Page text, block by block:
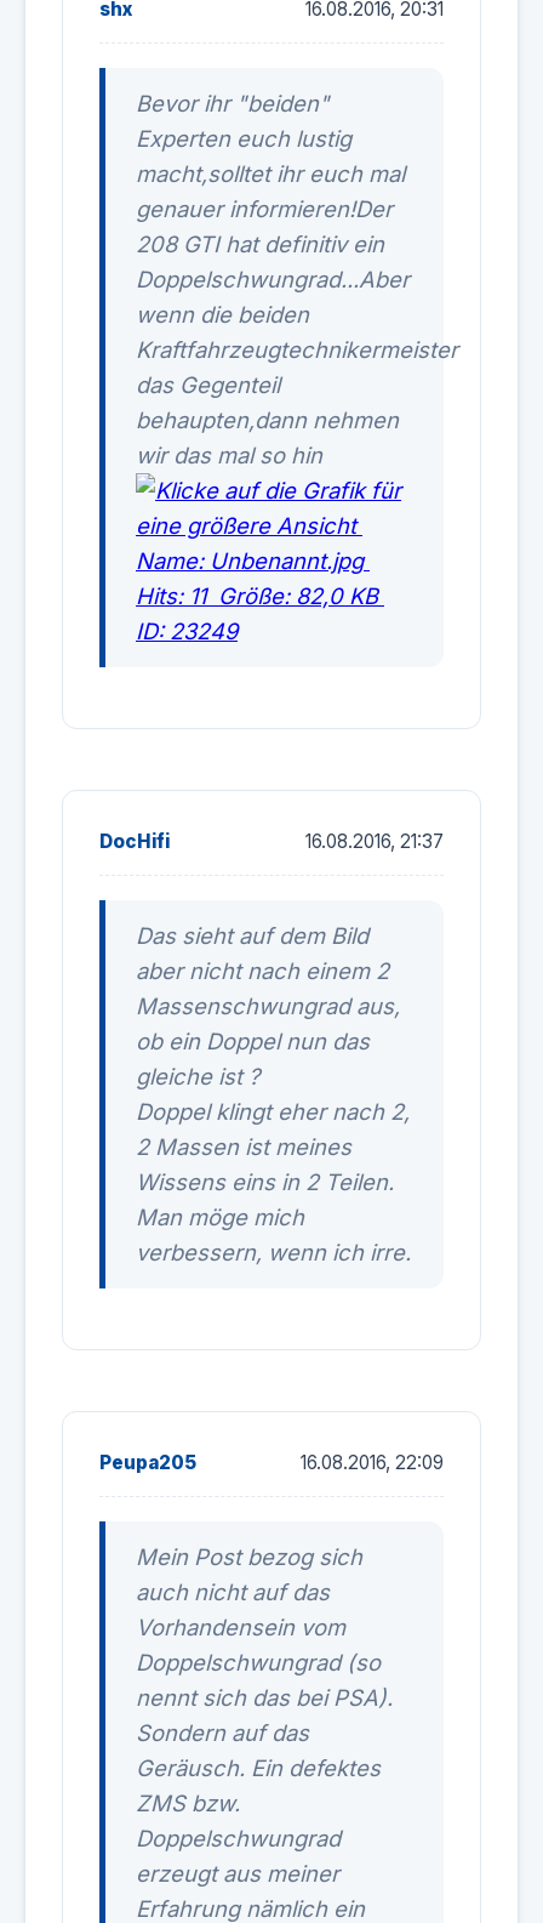
shx 16.08.2016, 20:31
Bevor ihr "beiden"
Experten euch lustig
macht,solltet ihr euch mal
genauer informieren!Der
208 GTI hat definitiv ein
Doppelschwungrad...Aber
wenn die beiden
Kraftfahrzeugtechnikermeister
das Gegenteil
behaupten,dann nehmen
wir das mal so hin
DocHifi 16.08.2016, 21:37
Das sieht auf dem Bild
aber nicht nach einem 2
Massenschwungrad aus,
ob ein Doppel nun das
gleiche ist ?
Doppel klingt eher nach 2,
2 Massen ist meines
Wissens eins in 2 Teilen.
Man möge mich
verbessern, wenn ich irre.
Peupa205 16.08.2016, 22:09
Mein Post bezog sich
auch nicht auf das
Vorhandensein vom
Doppelschwungrad (so
nennt sich das bei PSA).
Sondern auf das
Geräusch. Ein defektes
ZMS bzw.
Doppelschwungrad
erzeugt aus meiner
Erfahrung nämlich ein